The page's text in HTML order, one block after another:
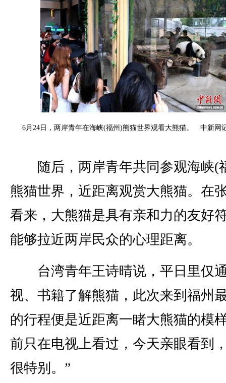
6月24日，两岸青年在海峡(福州)熊猫世界观看大熊猫。 中新网
随后，两岸青年共同参观海峡(
熊猫世界，近距离观赏大熊猫。在
看来，大熊猫是具有亲和力的友好
能够拉近两岸民众的心理距离。
台湾青年王诗晴说，平日里仅
视、书籍了解熊猫，此次来到福州
的行程便是近距离一睹大熊猫的模
前只在电视上看过，今天亲眼看到
很特别。”